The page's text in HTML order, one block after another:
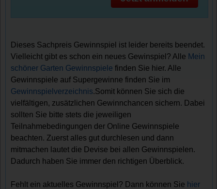
Dieses Sachpreis Gewinnspiel ist leider bereits beendet.
Vielleicht gibt es schon ein neues Gewinspiel? Alle Mein
schöner Garten Gewinnspiele finden Sie hier. Alle
Gewinnspiele auf Supergewinne finden Sie im
Gewinnspielverzeichnis.Somit können Sie sich die
vielfältigen, zusätzlichen Gewinnchancen sichern. Dabei
sollten Sie bitte stets die jeweiligen
Teilnahmebedingungen der Online Gewinnspiele
beachten. Zuerst alles gut durchlesen und dann
mitmachen lautet die Devise bei allen Gewinnspielen.
Dadurch haben Sie immer den richtigen Überblick.
Fehlt ein aktuelles Gewinnspiel? Dann können Sie hier